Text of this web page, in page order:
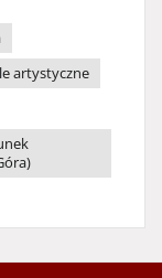
artystyczne